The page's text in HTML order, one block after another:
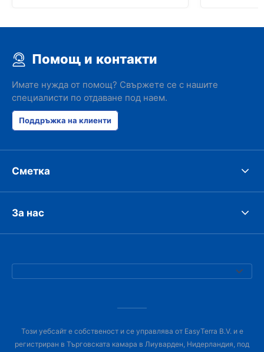
Помощ и контакти
Имате нужда от помощ? Свържете се с нашите
специалисти по отдаване под наем.
Поддръжка на клиенти
Сметка
За нас
Този уебсайт е собственост и се управлява от EasyTerra B.V. и е
регистриран в Търговската камара в Лиуварден, Нидерландия, под